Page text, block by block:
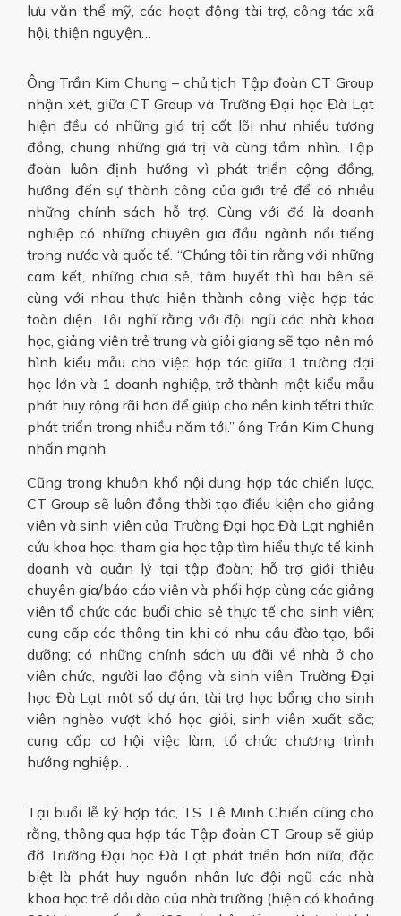
lưu văn thể mỹ, các hoạt động tài trợ, công tác xã
hội, thiện nguyện…
Ông Trần Kim Chung – chủ tịch Tập đoàn CT Group
nhận xét, giữa CT Group và Trường Đại học Đà Lạt
hiện đều có những giá trị cốt lõi như nhiều tương
đồng, chung những giá trị và cùng tầm nhìn. Tập
đoàn luôn định hướng vì phát triển cộng đồng,
hướng đến sự thành công của giới trẻ để có nhiều
những chính sách hỗ trợ. Cùng với đó là doanh
nghiệp có những chuyên gia đầu ngành nổi tiếng
trong nước và quốc tế. “Chúng tôi tin rằng với những
cam kết, những chia sẻ, tâm huyết thì hai bên sẽ
cùng với nhau thực hiện thành công việc hợp tác
toàn diện. Tôi nghĩ rằng với đội ngũ các nhà khoa
học, giảng viên trẻ trung và giỏi giang sẽ tạo nên mô
hình kiểu mẫu cho việc hợp tác giữa 1 trường đại
học lớn và 1 doanh nghiệp, trở thành một kiểu mẫu
phát huy rộng rãi hơn để giúp cho nền kinh tếtri thức
phát triển trong nhiều năm tới.” ông Trần Kim Chung
nhấn mạnh.
Cũng trong khuôn khổ nội dung hợp tác chiến lược,
CT Group sẽ luôn đồng thời tạo điều kiện cho giảng
viên và sinh viên của Trường Đại học Đà Lạt nghiên
cứu khoa học, tham gia học tập tìm hiểu thực tế kinh
doanh và quản lý tại tập đoàn; hỗ trợ giới thiệu
chuyên gia/báo cáo viên và phối hợp cùng các giảng
viên tổ chức các buổi chia sẻ thực tế cho sinh viên;
cung cấp các thông tin khi có nhu cầu đào tạo, bồi
dưỡng; có những chính sách ưu đãi về nhà ở cho
viên chức, người lao động và sinh viên Trường Đại
học Đà Lạt một số dự án; tài trợ học bổng cho sinh
viên nghèo vượt khó học giỏi, sinh viên xuất sắc;
cung cấp cơ hội việc làm; tổ chức chương trình
hướng nghiệp…
Tại buổi lễ ký hợp tác, TS. Lê Minh Chiến cũng cho
rằng, thông qua hợp tác Tập đoàn CT Group sẽ giúp
đỡ Trường Đại học Đà Lạt phát triển hơn nữa, đặc
biệt là phát huy nguồn nhân lực đội ngũ các nhà
khoa học trẻ dồi dào của nhà trường (hiện có khoảng